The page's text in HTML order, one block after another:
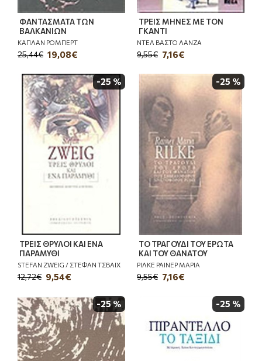
ΦΑΝΤΑΣΜΑΤΑ ΤΩΝ
ΒΑΛΚΑΝΙΩΝ
ΚΑΠΛΑΝ ΡΟΜΠΕΡΤ
19,08€
25,44€
ΤΡΕΙΣ ΜΗΝΕΣ ΜΕ ΤΟΝ
ΓΚΑΝΤΙ
ΝΤΕΛ ΒΑΣΤΟ ΛΑΝΖΑ
7,16€
9,55€
-25 %
ΤΡΕΙΣ ΘΡΥΛΟΙ ΚΑΙ ΕΝΑ
ΠΑΡΑΜΥΘΙ
STEFAN ZWEIG / ΣΤΕΦΑΝ ΤΣΒΑΙΧ
9,54€
12,72€
-25 %
ΤΟ ΤΡΑΓΟΥΔΙ ΤΟΥ ΕΡΩΤΑ
ΚΑΙ ΤΟΥ ΘΑΝΑΤΟΥ
ΡΙΛΚΕ ΡΑΙΝΕΡ ΜΑΡΙΑ
7,16€
9,55€
-25 % -25 %